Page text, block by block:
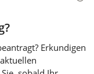
Erkundigen